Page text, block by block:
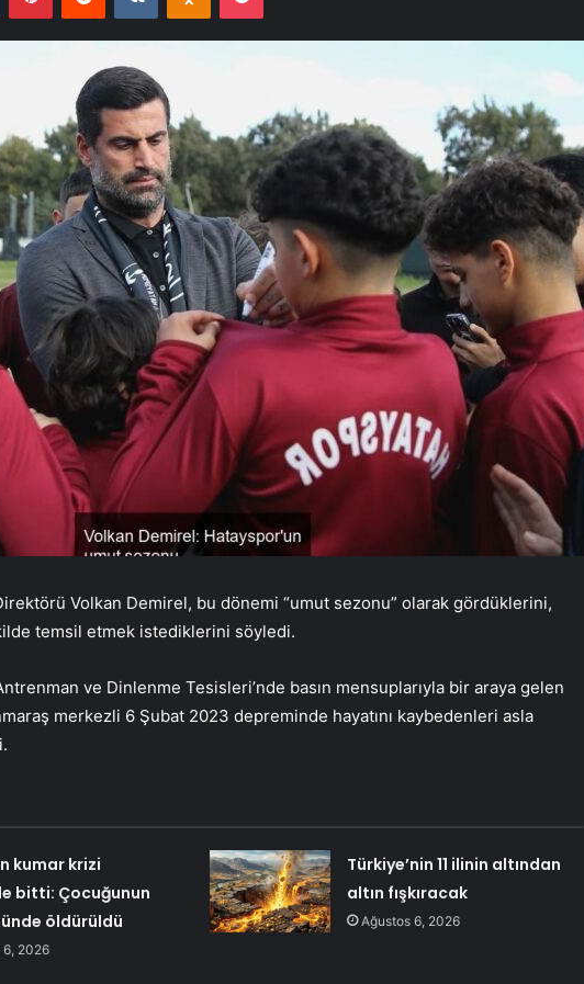
Volkan Demirel, bu dönemi “umut sezonu” olarak gördüklerini,
temsil etmek istediklerini söyledi.
ve Dinlenme Tesisleri’nde basın mensuplarıyla bir araya gelen
merkezli 6 Şubat 2023 depreminde hayatını kaybedenleri asla
kumar krizi
bitti: Çocuğunun
öldürüldü
6, 2026
Türkiye’nin 11 ilinin altından
altın fışkıracak
Ağustos 6, 2026